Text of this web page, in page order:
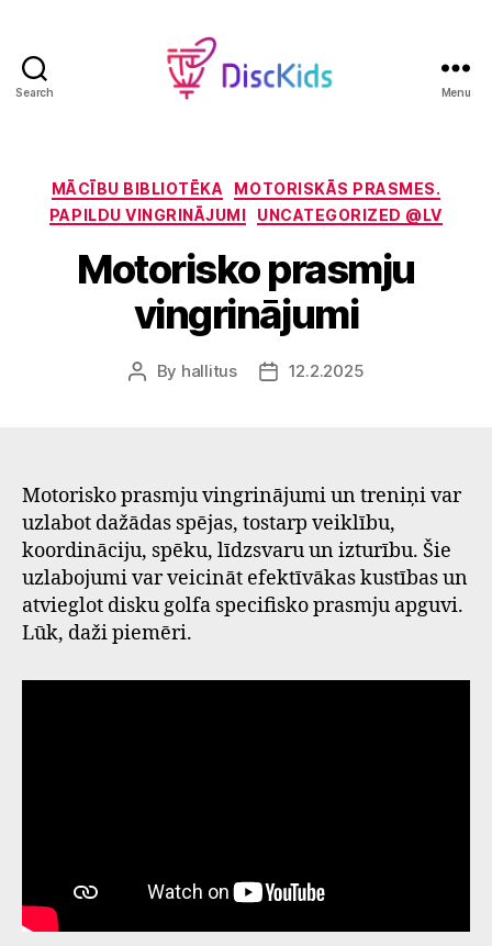
Search Menu
Categories
MĀCĪBU BIBLIOTĒKA
MOTORISKĀS PRASMES.
PAPILDU VINGRINĀJUMI
UNCATEGORIZED @LV
Motorisko prasmju
vingrinājumi
Post
By hallitus
Post12.2.2025
Motorisko prasmju vingrinājumi un treniņi var
uzlabot dažādas spējas, tostarp veiklību,
koordināciju, spēku, līdzsvaru un izturību. Šie
uzlabojumi var veicināt efektīvākas kustības un
atvieglot disku golfa specifisko prasmju apguvi.
Lūk, daži piemēri.